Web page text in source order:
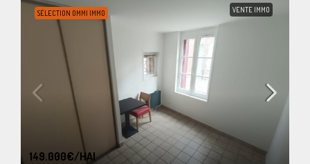
SÉLECTION OMMI IMMO VENTE IMMO
149.000€/HAI